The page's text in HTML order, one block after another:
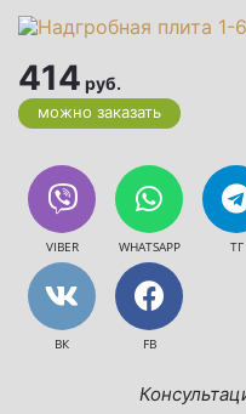
414 руб.
можно заказать
VIBER WHATSAPP ТГ
ВК FB